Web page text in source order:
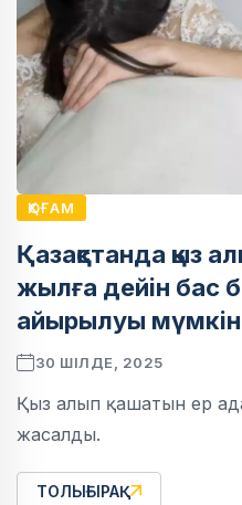
ҚОҒАМ
Қазақстанда қыз
жылға дейін бас
айырылуы мүмкін
30 ШІЛДЕ, 2025
Қыз алып қашатын ер
жасалды.
ТОЛЫҒЫРАҚ